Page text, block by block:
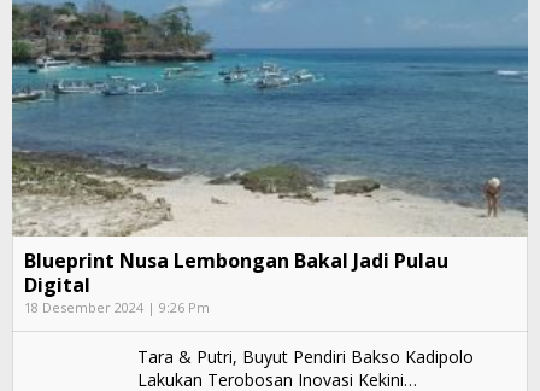
Blueprint Nusa Lembongan Bakal Jadi Pulau
Digital
18 Desember 2024 | 9:26 Pm
Tara & Putri, Buyut Pendiri Bakso Kadipolo
Lakukan Terobosan Inovasi Kekini…